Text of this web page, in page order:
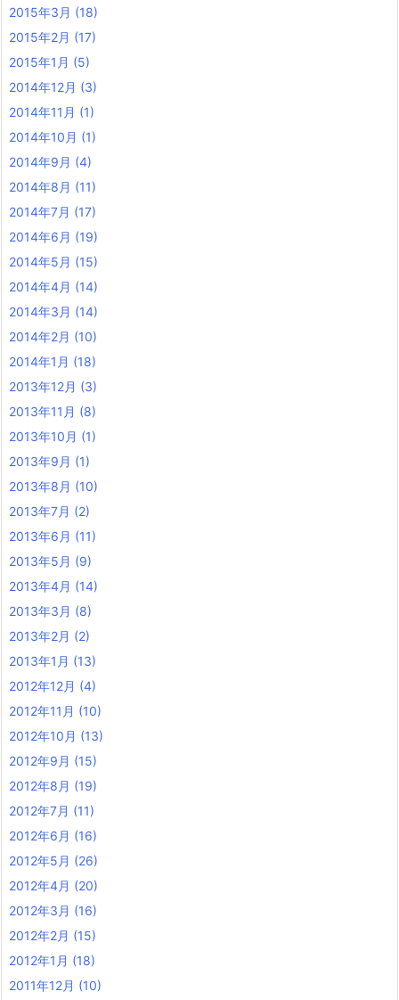
2015年3月 (18)
2015年2月 (17)
2015年1月 (5)
2014年12月 (3)
2014年11月 (1)
2014年10月 (1)
2014年9月 (4)
2014年8月 (11)
2014年7月 (17)
2014年6月 (19)
2014年5月 (15)
2014年4月 (14)
2014年3月 (14)
2014年2月 (10)
2014年1月 (18)
2013年12月 (3)
2013年11月 (8)
2013年10月 (1)
2013年9月 (1)
2013年8月 (10)
2013年7月 (2)
2013年6月 (11)
2013年5月 (9)
2013年4月 (14)
2013年3月 (8)
2013年2月 (2)
2013年1月 (13)
2012年12月 (4)
2012年11月 (10)
2012年10月 (13)
2012年9月 (15)
2012年8月 (19)
2012年7月 (11)
2012年6月 (16)
2012年5月 (26)
2012年4月 (20)
2012年3月 (16)
2012年2月 (15)
2012年1月 (18)
2011年12月 (10)